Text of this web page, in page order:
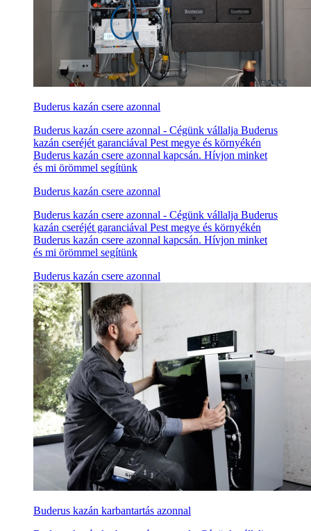
Buderus kazán csere azonnal
Buderus kazán csere azonnal - Cégünk vállalja Buderus
kazán cseréjét garanciával Pest megye és környékén
Buderus kazán csere azonnal kapcsán. Hívjon minket
és mi örömmel segítünk
Buderus kazán csere azonnal
Buderus kazán csere azonnal - Cégünk vállalja Buderus
kazán cseréjét garanciával Pest megye és környékén
Buderus kazán csere azonnal kapcsán. Hívjon minket
és mi örömmel segítünk
Buderus kazán csere azonnal
Buderus kazán karbantartás azonnal